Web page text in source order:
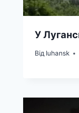
У
Від luhansk